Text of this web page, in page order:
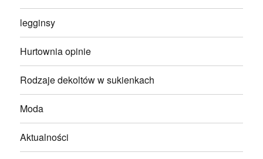
legginsy
Hurtownia opinie
Rodzaje dekoltów w sukienkach
Moda
Aktualności